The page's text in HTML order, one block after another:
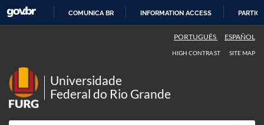
COMUNICA BR INFORMATION ACCESS
PORTUGUÊS ESPAÑOL
HIGH CONTRAST SITE MAP
Universidade
Federal do Rio Grande